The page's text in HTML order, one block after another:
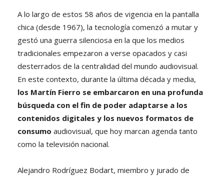
A lo largo de estos 58 años de vigencia en la pantalla
chica (desde 1967), la tecnología comenzó a mutar y
gestó una guerra silenciosa en la que los medios
tradicionales empezaron a verse opacados y casi
desterrados de la centralidad del mundo audiovisual.
En este contexto, durante la última década y media,
los Martín Fierro se embarcaron en una profunda
búsqueda con el fin de poder adaptarse a los
contenidos digitales y los nuevos formatos de
consumo audiovisual, que hoy marcan agenda tanto
como la televisión nacional.
Alejandro Rodríguez Bodart, miembro y jurado de